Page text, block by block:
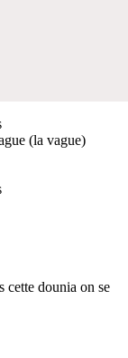
(la vague)
cette dounia on se